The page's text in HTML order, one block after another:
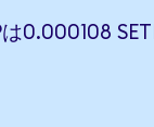
は0.000108